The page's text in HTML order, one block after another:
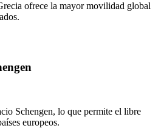
ofrece la mayor movilidad global
Schengen, lo que permite el libre
europeos.